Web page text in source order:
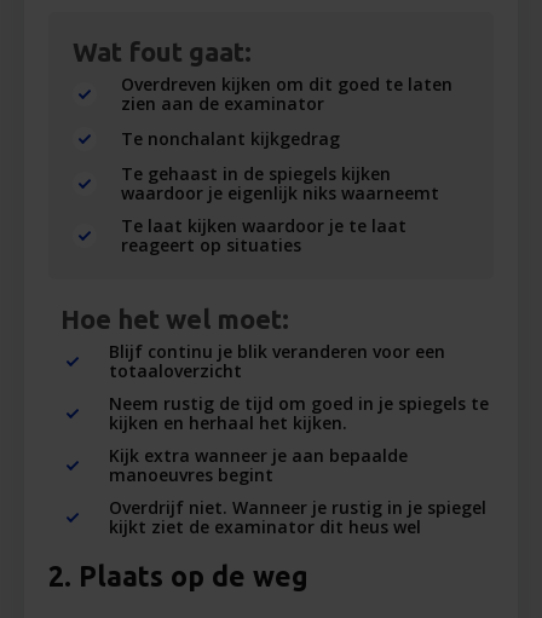
Wat fout gaat:
Overdreven kijken om dit goed te laten
zien aan de examinator
Te nonchalant kijkgedrag
Te gehaast in de spiegels kijken
waardoor je eigenlijk niks waarneemt
Te laat kijken waardoor je te laat
reageert op situaties
Hoe het wel moet:
Blijf continu je blik veranderen voor een
totaaloverzicht
Neem rustig de tijd om goed in je spiegels te
kijken en herhaal het kijken.
Kijk extra wanneer je aan bepaalde
manoeuvres begint
Overdrijf niet. Wanneer je rustig in je spiegel
kijkt ziet de examinator dit heus wel
2. Plaats op de weg